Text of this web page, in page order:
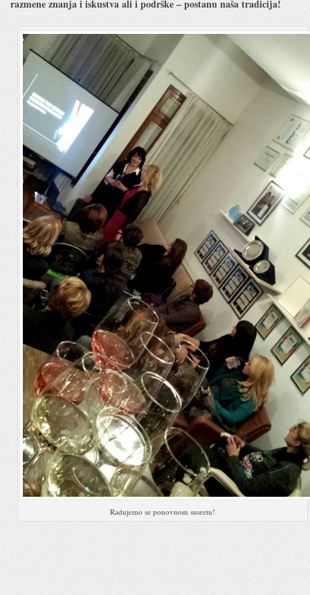
razmene znanja i iskustva ali i podrške – postanu naša tradicija!
Radujemo se ponovnom susretu!